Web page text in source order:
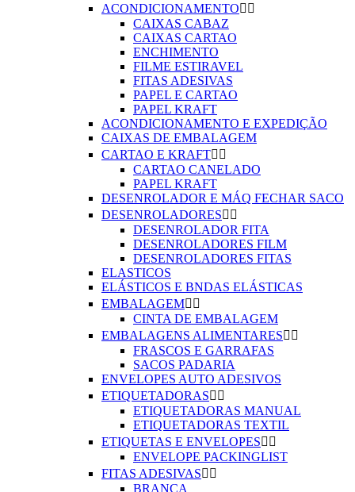
ACONDICIONAMENTO 
CAIXAS CABAZ
CAIXAS CARTAO
ENCHIMENTO
FILME ESTIRAVEL
FITAS ADESIVAS
PAPEL E CARTAO
PAPEL KRAFT
ACONDICIONAMENTO E EXPEDIÇÃO
CAIXAS DE EMBALAGEM
CARTAO E KRAFT 
CARTAO CANELADO
PAPEL KRAFT
DESENROLADOR E MÁQ FECHAR SACO
DESENROLADORES 
DESENROLADOR FITA
DESENROLADORES FILM
DESENROLADORES FITAS
ELASTICOS
ELÁSTICOS E BNDAS ELÁSTICAS
EMBALAGEM 
CINTA DE EMBALAGEM
EMBALAGENS ALIMENTARES 
FRASCOS E GARRAFAS
SACOS PADARIA
ENVELOPES AUTO ADESIVOS
ETIQUETADORAS 
ETIQUETADORAS MANUAL
ETIQUETADORAS TEXTIL
ETIQUETAS E ENVELOPES 
ENVELOPE PACKINGLIST
FITAS ADESIVAS 
BRANCA